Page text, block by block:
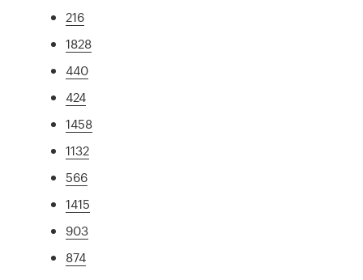
216
1828
440
424
1458
1132
566
1415
903
874